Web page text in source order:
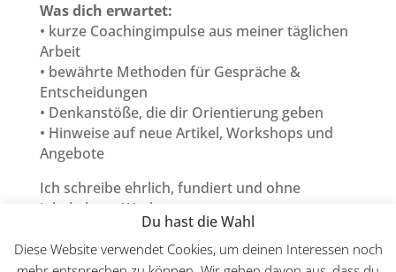
Was dich erwartet:
• kurze Coachingimpulse aus meiner täglichen
Arbeit
• bewährte Methoden für Gespräche &
Entscheidungen
• Denkanstöße, die dir Orientierung geben
• Hinweise auf neue Artikel, Workshops und
Angebote
Ich schreibe ehrlich, fundiert und ohne
inhaltsleere Werbung.
Abmelden kannst du dich jederzeit mit einem
Klick.
Du hast die Wahl
Diese Website verwendet Cookies, um deinen Interessen noch